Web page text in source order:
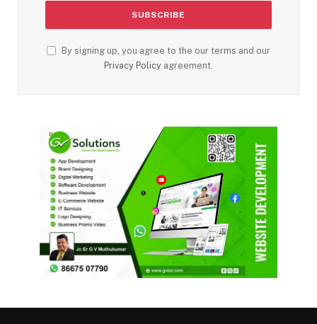
By signing up, you agree to the our terms and our
Privacy Policy agreement.